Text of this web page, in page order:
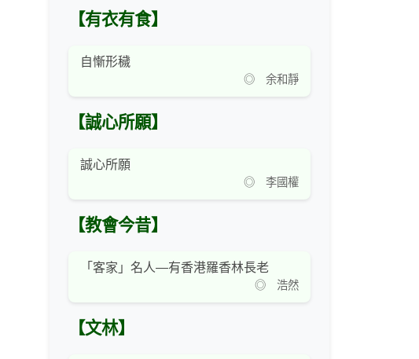
【有衣有食】
自慚形穢
◎ 余和靜
【誠心所願】
誠心所願
◎ 李國權
【教會今昔】
「客家」名人—有香港羅香林長老
◎ 浩然
【文林】